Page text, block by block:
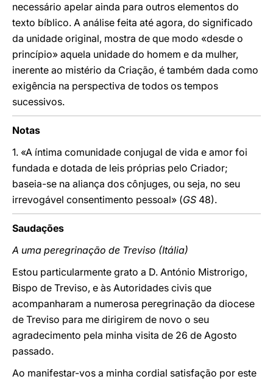
necessário apelar ainda para outros elementos do
texto bíblico. A análise feita até agora, do significado
da unidade original, mostra de que modo «desde o
princípio» aquela unidade do homem e da mulher,
inerente ao mistério da Criação, é também dada como
exigência na perspectiva de todos os tempos
sucessivos.
Notas
1. «A íntima comunidade conjugal de vida e amor foi
fundada e dotada de leis próprias pelo Criador;
baseia-se na aliança dos cônjuges, ou seja, no seu
irrevogável consentimento pessoal» (GS 48).
Saudações
A uma peregrinação de Treviso (Itália)
Estou particularmente grato a D. António Mistrorigo,
Bispo de Treviso, e às Autoridades civis que
acompanharam a numerosa peregrinação da diocese
de Treviso para me dirigirem de novo o seu
agradecimento pela minha visita de 26 de Agosto
passado.
Ao manifestar-vos a minha cordial satisfação por este